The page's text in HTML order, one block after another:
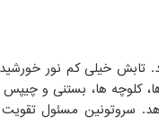
تابش خیلی کم نور
کلوچه ها، بستنی و
سروتونین مسئول